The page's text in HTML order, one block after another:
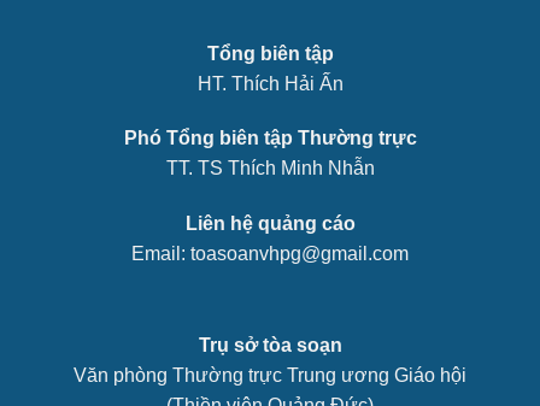
Tổng biên tập
HT. Thích Hải Ấn
Phó Tổng biên tập Thường trực
TT. TS Thích Minh Nhẫn
Liên hệ quảng cáo
Email: toasoanvhpg@gmail.com
Trụ sở tòa soạn
Văn phòng Thường trực Trung ương Giáo hội